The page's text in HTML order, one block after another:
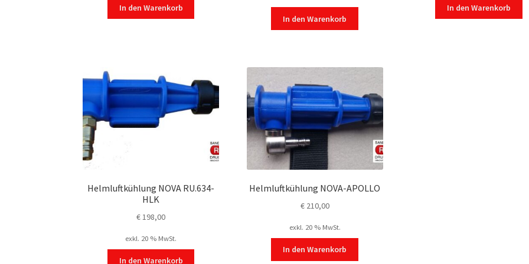
In den Warenkorb
In den Warenkorb
In den Warenkorb
Helmluftkühlung NOVA RU.634-
HLK
€198,00
exkl. 20 % MwSt.
In den Warenkorb
Helmluftkühlung NOVA-APOLLO
€210,00
exkl. 20 % MwSt.
In den Warenkorb